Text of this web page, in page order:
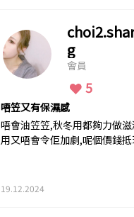
g
會員
5
唔笠又有保濕感
唔會油笠笠,秋冬用都夠力做
用又唔會令佢加劇,呢個價錢
19.12.2024